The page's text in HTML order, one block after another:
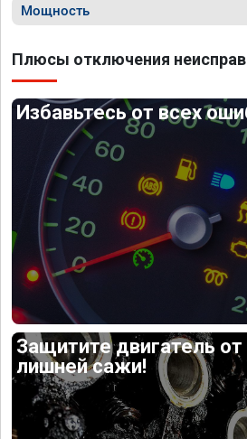
Мощность
Плюсы отключения
Избавьтесь от всех
Защитите двигатель
лишней сажи!